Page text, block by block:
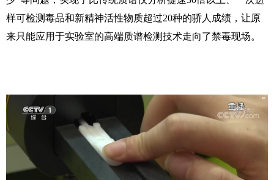
样可检测毒品和新精神活性物质超过20种的骄人成绩，让原
来只能应用于实验室的高端质谱检测技术走向了禁毒现场。